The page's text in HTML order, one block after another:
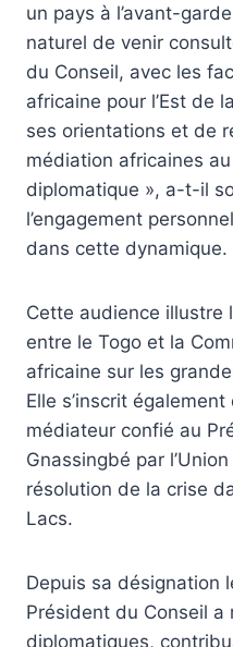
un pays à l’avant-
naturel de venir
du Conseil, avec les
africaine pour l’Est de
ses orientations et de
médiation africaines
diplomatique », a-t-il
l’engagement
dans cette dynamique.
Cette audience illustre
entre le Togo et la
africaine sur les
Elle s’inscrit
médiateur confié au
Gnassingbé par
résolution de la crise
Lacs.
Depuis sa désignation
Président du Conseil
diplomatiques,